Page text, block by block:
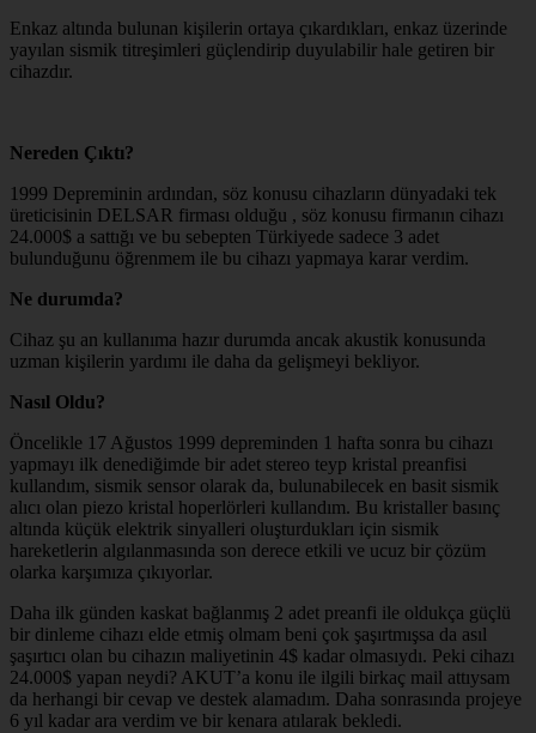
Enkaz altında bulunan kişilerin ortaya çıkardıkları, enkaz üzerinde
yayılan sismik titreşimleri güçlendirip duyulabilir hale getiren bir
cihazdır.
Nereden Çıktı?
1999 Depreminin ardından, söz konusu cihazların dünyadaki tek
üreticisinin DELSAR firması olduğu , söz konusu firmanın cihazı
24.000$ a sattığı ve bu sebepten Türkiyede sadece 3 adet
bulunduğunu öğrenmem ile bu cihazı yapmaya karar verdim.
Ne durumda?
Cihaz şu an kullanıma hazır durumda ancak akustik konusunda
uzman kişilerin yardımı ile daha da gelişmeyi bekliyor.
Nasıl Oldu?
Öncelikle 17 Ağustos 1999 depreminden 1 hafta sonra bu cihazı
yapmayı ilk denediğimde bir adet stereo teyp kristal preanfisi
kullandım, sismik sensor olarak da, bulunabilecek en basit sismik
alıcı olan piezo kristal hoperlörleri kullandım. Bu kristaller basınç
altında küçük elektrik sinyalleri oluşturdukları için sismik
hareketlerin algılanmasında son derece etkili ve ucuz bir çözüm
olarka karşımıza çıkıyorlar.
Daha ilk günden kaskat bağlanmış 2 adet preanfi ile oldukça güçlü
bir dinleme cihazı elde etmiş olmam beni çok şaşırtmışsa da asıl
şaşırtıcı olan bu cihazın maliyetinin 4$ kadar olmasıydı. Peki cihazı
24.000$ yapan neydi? AKUT’a konu ile ilgili birkaç mail attıysam
da herhangi bir cevap ve destek alamadım. Daha sonrasında projeye
6 yıl kadar ara verdim ve bir kenara atılarak bekledi.